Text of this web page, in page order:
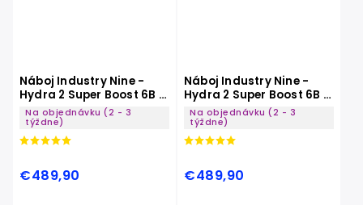
Náboj Industry Nine -
Hydra 2 Super Boost 6B -
28 dier
Na objednávku (2 - 3
týždne)
€489,90
Náboj Industry Nine -
Hydra 2 Super Boost 6B -
32 dier
Na objednávku (2 - 3
týždne)
€489,90